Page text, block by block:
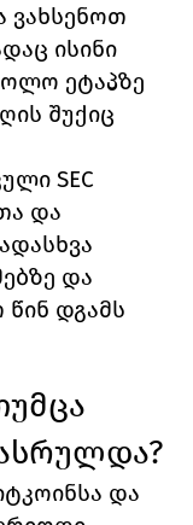
ისინი
ეტაპზე
შუქიც
და
და
დგამს
და